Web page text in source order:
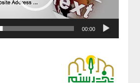
00:00